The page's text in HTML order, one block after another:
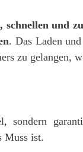
und
. Das Laden
zu gelangen,
Muss ist.